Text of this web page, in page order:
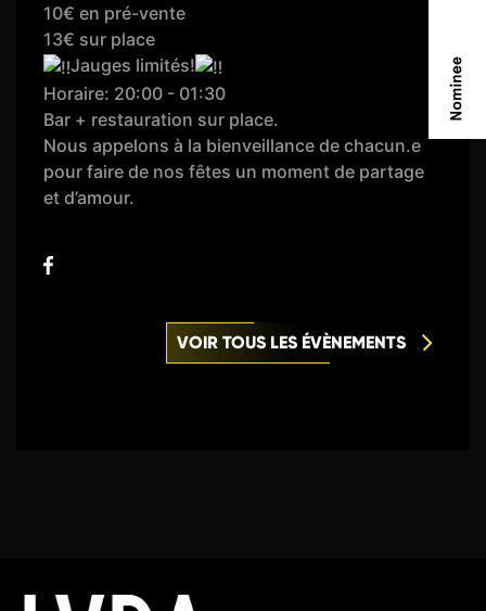
10€ en pré-vente
13€ sur place
Jauges limités!
Horaire: 20:00 - 01:30
Bar + restauration sur place.
Nous appelons à la bienveillance de chacun.e
pour faire de nos fêtes un moment de partage
et d’amour.
VOIR TOUS LES ÉVÈNEMENTS